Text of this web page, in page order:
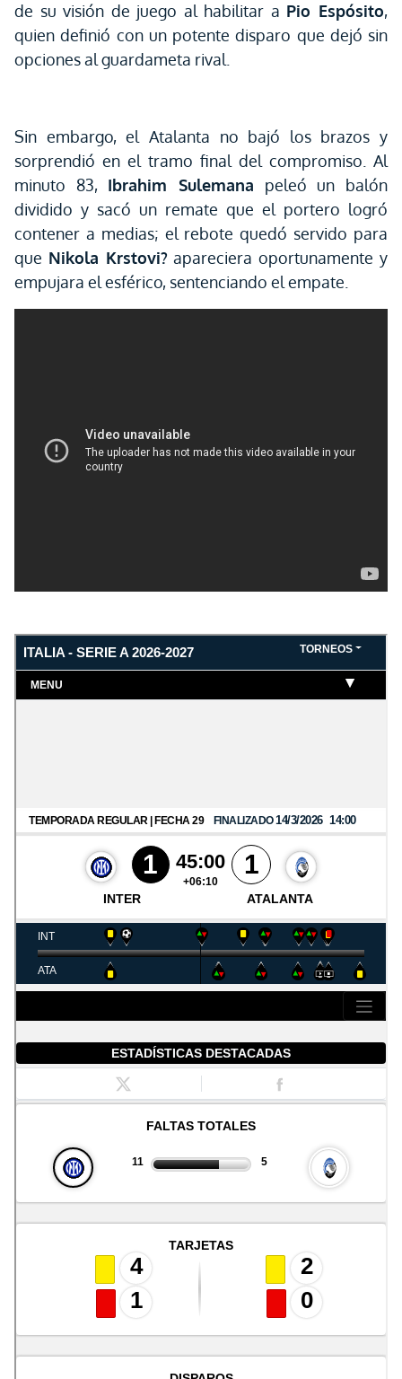
de su visión de juego al habilitar a Pio Espósito,
quien definió con un potente disparo que dejó sin
opciones al guardameta rival.
Sin embargo, el Atalanta no bajó los brazos y
sorprendió en el tramo final del compromiso. Al
minuto 83, Ibrahim Sulemana peleó un balón
dividido y sacó un remate que el portero logró
contener a medias; el rebote quedó servido para
que Nikola Krstovi? apareciera oportunamente y
empujara el esférico, sentenciando el empate.